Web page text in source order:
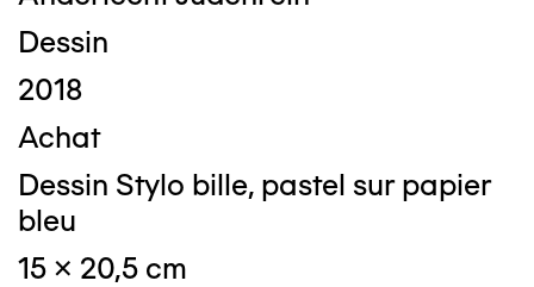
Dessin
2018
Achat
Dessin Stylo bille, pastel sur papier
bleu
15 x 20,5 cm